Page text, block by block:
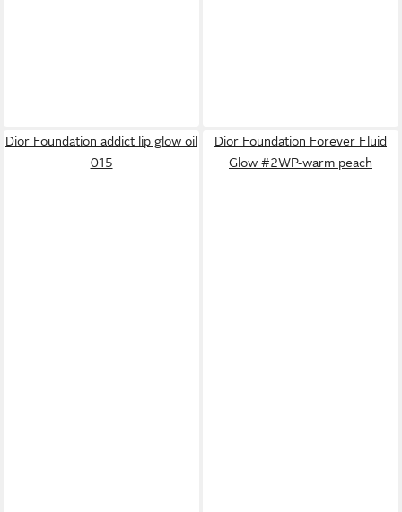
Dior Foundation addict lip glow oil
015
Dior Foundation Forever Fluid
Glow #2WP-warm peach